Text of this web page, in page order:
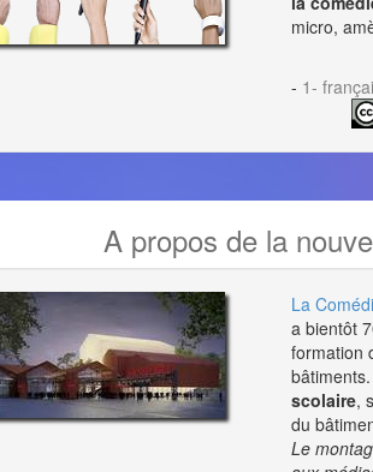
micro,
- 1-
A propos de la
La
a bientôt
formation
scolaire,
du
Le